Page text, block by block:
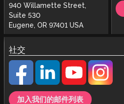
940 Willamette Street,
Suite 530
Eugene, OR 97401 USA
社交
加入我们的邮件列表